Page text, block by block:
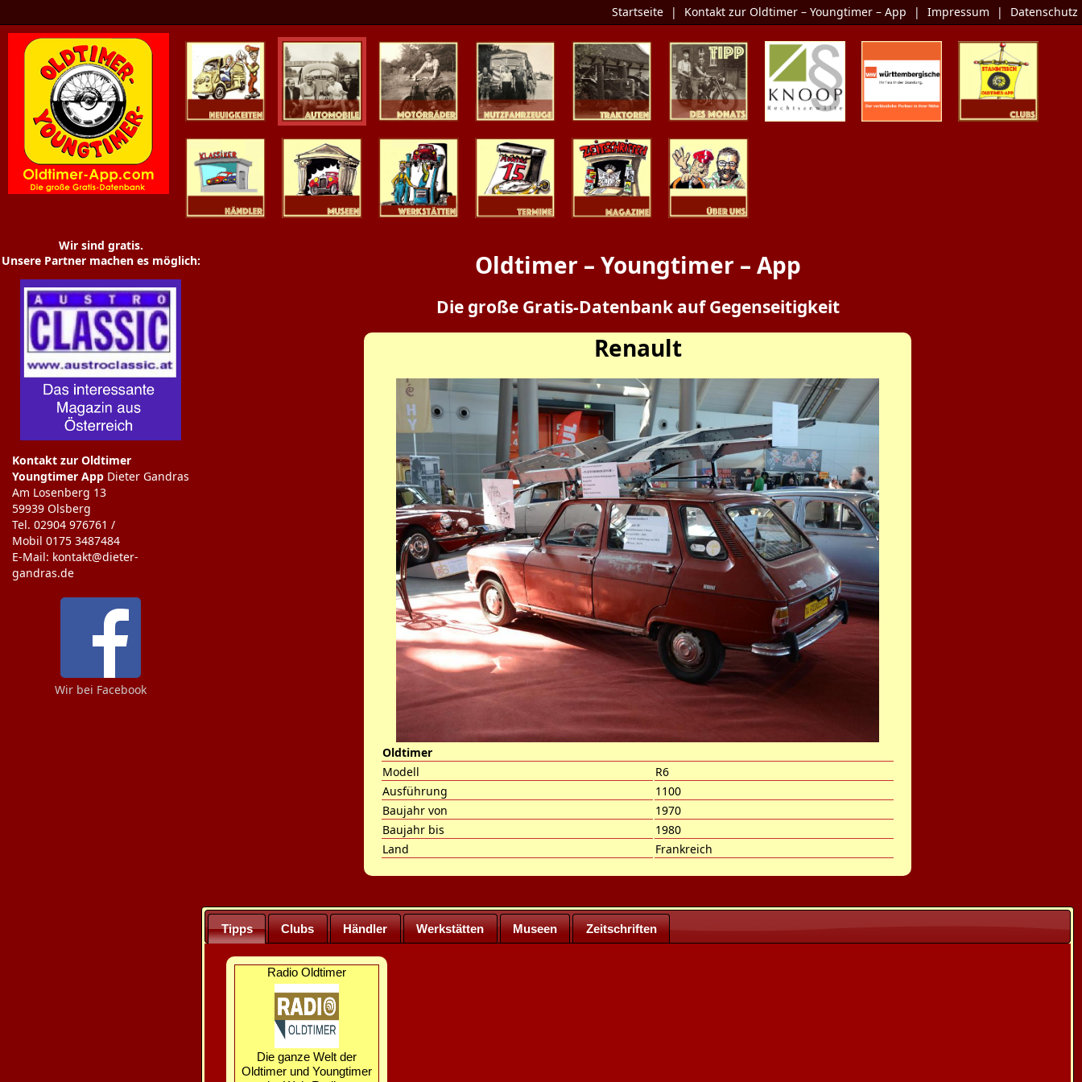
Startseite | Kontakt zur Oldtimer – Youngtimer – App | Impressum | Datenschutz
Youngtimer
Wir sind gratis.
Unsere Partner machen es möglich:
Kontakt zur Oldtimer
Youngtimer App Dieter Gandras
Am Losenberg 13
59939 Olsberg
Tel. 02904 976761 /
Mobil 0175 3487484
E-Mail: kontakt@dieter-
gandras.de
Wir bei Facebook
Oldtimer – Youngtimer – App
Die große Gratis-Datenbank auf Gegenseitigkeit
Renault
Oldtimer
Modell
R6
Ausführung
1100
Baujahr von
1970
Baujahr bis
1980
Land
Frankreich
Tipps Clubs Händler Werkstätten Museen Zeitschriften
Radio Oldtimer
Die ganze Welt der
Oldtimer und Youngtimer